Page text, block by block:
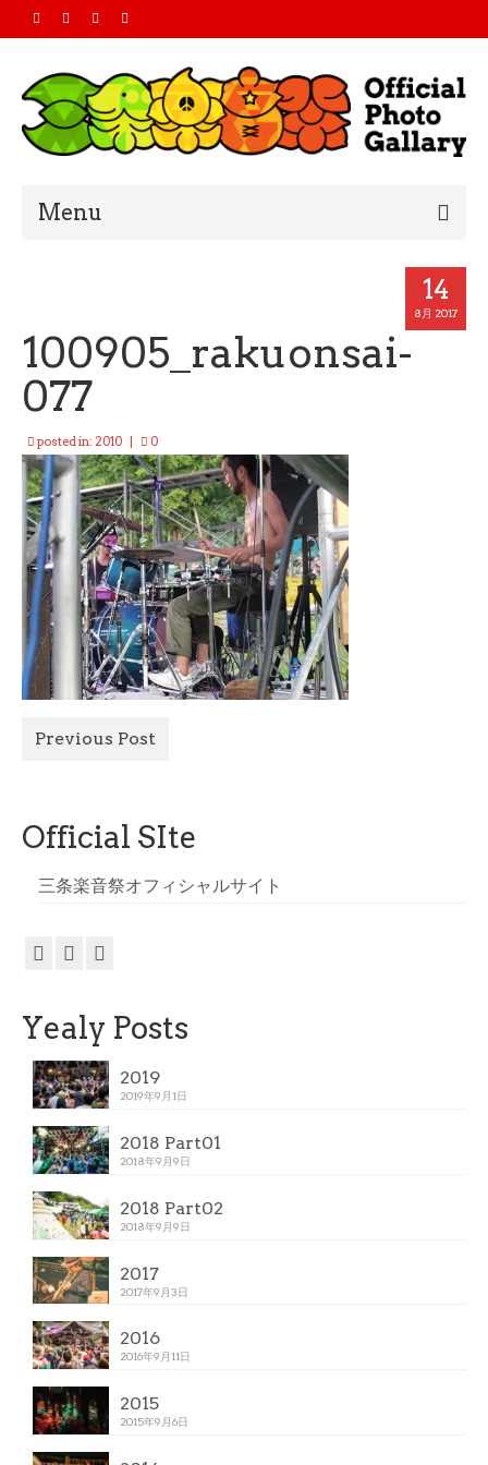
Menu
2018
2017
2016
All Photo
Official Site
14
8月 2017
100905_rakuonsai-
077
posted in: 2010 0
Previous Post
Official SIte
三条楽音祭オフィシャルサイト
Yealy Posts
2019
2019年9月1日
2018 Part01
2018年9月9日
2018 Part02
2018年9月9日
2017
2017年9月3日
2016
2016年9月11日
2015
2015年9月6日